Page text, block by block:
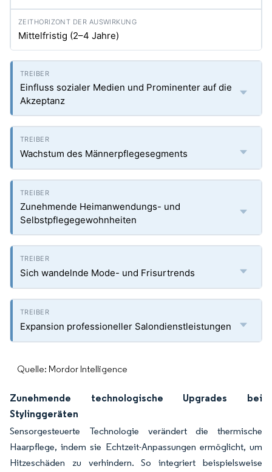
Mittelfristig (2–4 Jahre)
Einfluss sozialer Medien und Prominenter auf die
Akzeptanz
Wachstum des Männerpflegesegments
Zunehmende Heimanwendungs- und
Selbstpflegegewohnheiten
Sich wandelnde Mode- und Frisurtrends
Expansion professioneller Salondienstleistungen
Quelle: Mordor Intelligence
Zunehmende technologische Upgrades bei
Stylinggeräten
Sensorgesteuerte Technologie verändert die thermische
Haarpflege, indem sie Echtzeit-Anpassungen ermöglicht, um
Hitzeschäden zu verhindern. So integriert beispielsweise